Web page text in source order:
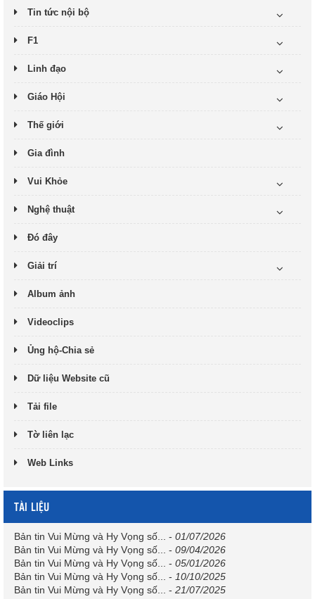
Tin tức nội bộ
F1
Linh đạo
Giáo Hội
Thế giới
Gia đình
Vui Khỏe
Nghệ thuật
Đó đây
Giải trí
Album ảnh
Videoclips
Ủng hộ-Chia sẻ
Dữ liệu Website cũ
Tải file
Tờ liên lạc
Web Links
TÀI LIỆU
Bản tin Vui Mừng và Hy Vọng số... - 01/07/2026
Bản tin Vui Mừng và Hy Vọng số...
- 09/04/2026
Bản tin Vui Mừng và Hy Vọng số...
- 05/01/2026
Bản tin Vui Mừng và Hy Vọng số...
- 10/10/2025
Bản tin Vui Mừng và Hy Vọng số...
- 21/07/2025